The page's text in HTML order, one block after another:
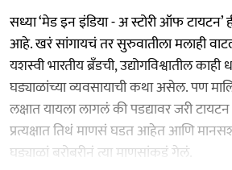
सध्या ‘मेड इन इंडिया - अ स्टोरी ऑफ
आहे. खरं सांगायचं तर सुरुवातीला मलाही
यशस्वी भारतीय ब्रँडची, उद्योगविश्वातील
घड्याळांच्या व्यवसायाची कथा असेल. पण
लक्षात यायला लागलं की पडद्यावर जरी
प्रत्यक्षात तिथं माणसं घडत आहेत आणि
घड्याळां बरोबरीनं त्या माणसांकडं गेलं.